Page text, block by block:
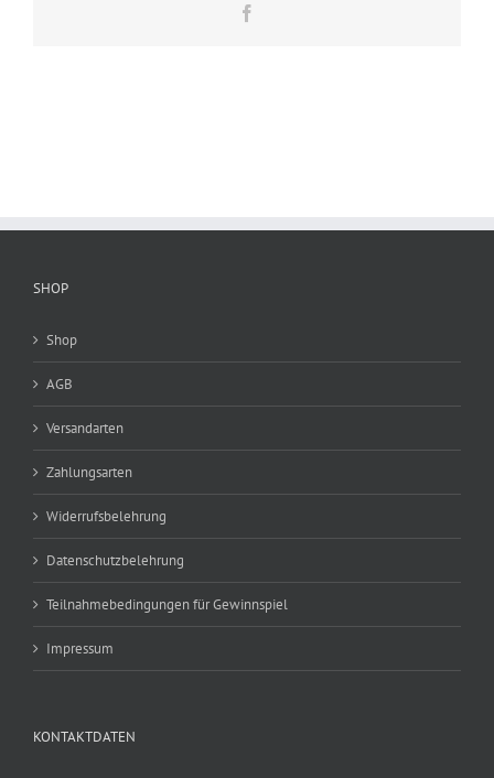
SHOP
Shop
AGB
Versandarten
Zahlungsarten
Widerrufsbelehrung
Datenschutzbelehrung
Teilnahmebedingungen für Gewinnspiel
Impressum
KONTAKTDATEN